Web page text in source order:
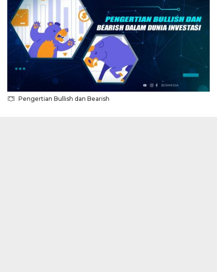
Pengertian Bullish dan Bearish